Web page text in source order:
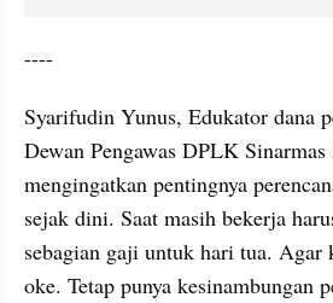
----
Syarifudin Yunus, Edukator dana
Dewan Pengawas DPLK
mengingatkan pentingnya
sejak dini. Saat masih bekerja
sebagian gaji untuk hari tua. Agar
oke. Tetap punya kesinambungan